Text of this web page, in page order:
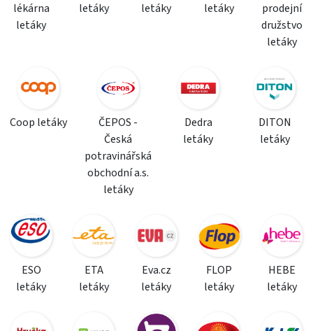
lékárna
letáky
letáky
letáky
letáky
prodejní
družstvo
letáky
Coop letáky
ČEPOS -
Česká
potravinářská
obchodní a.s.
letáky
Dedra
letáky
DITON
letáky
ESO
letáky
ETA
letáky
Eva.cz
letáky
FLOP
letáky
HEBE
letáky